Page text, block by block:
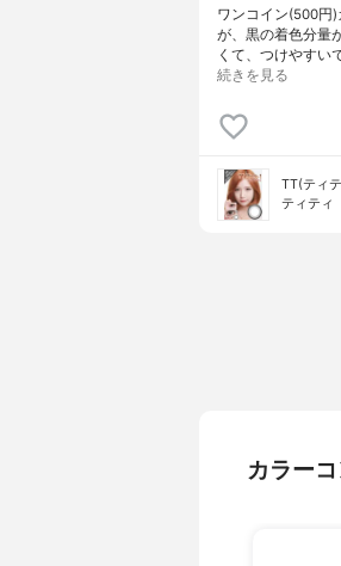
ワンコイン(500円
が、黒の着色分量
くて、つけやすい
続きを見る
TT(ティ
ティティ
カラー